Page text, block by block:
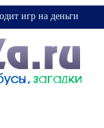
игр на деньги